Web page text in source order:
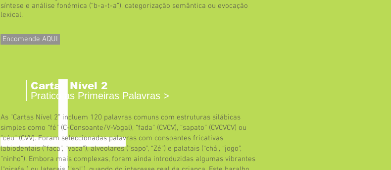
síntese e análise fonémica (“b-a-t-a”), categorização semântica ou evocação
lexical.
Encomende AQUI
Cartas Nível 2
Pratico as Primeiras Palavras >
As ”Cartas Nível 2” incluem 120 palavras comuns com estruturas silábicas
simples como “fé” (C-Consoante/V-Vogal), “fada” (CVCV), “sapato” (CVCVCV) ou
“céu” (CVV). Foram seleccionadas palavras com consoantes fricativas
labiodentais (“faca”, “vaca”), alveolares (“sapo”, “Zé”) e palatais (“chá”, “jogo”,
“ninho”). Embora mais complexas, foram ainda introduzidas algumas vibrantes